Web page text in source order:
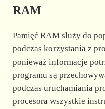
RAM
Pamięć RAM służy do
podczas korzystania z
ponieważ informacje
programu są
podczas uruchamiania
procesora wszystkie